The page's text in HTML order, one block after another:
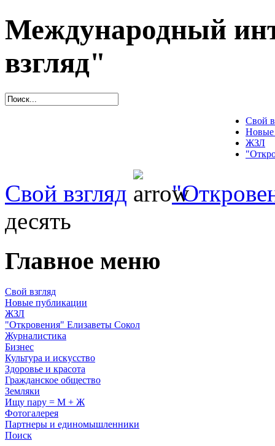
Международный
взгляд"
Свой
Новые
ЖЗЛ
Свой взгляд
десять
Главное меню
Свой взгляд
Новые публикации
ЖЗЛ
"Откровения" Елизаветы Сокол
Журналистика
Бизнес
Культура и искусство
Здоровье и красота
Гражданское общество
Земляки
Ищу пару = М + Ж
Фотогалерея
Партнеры и единомышленники
Поиск